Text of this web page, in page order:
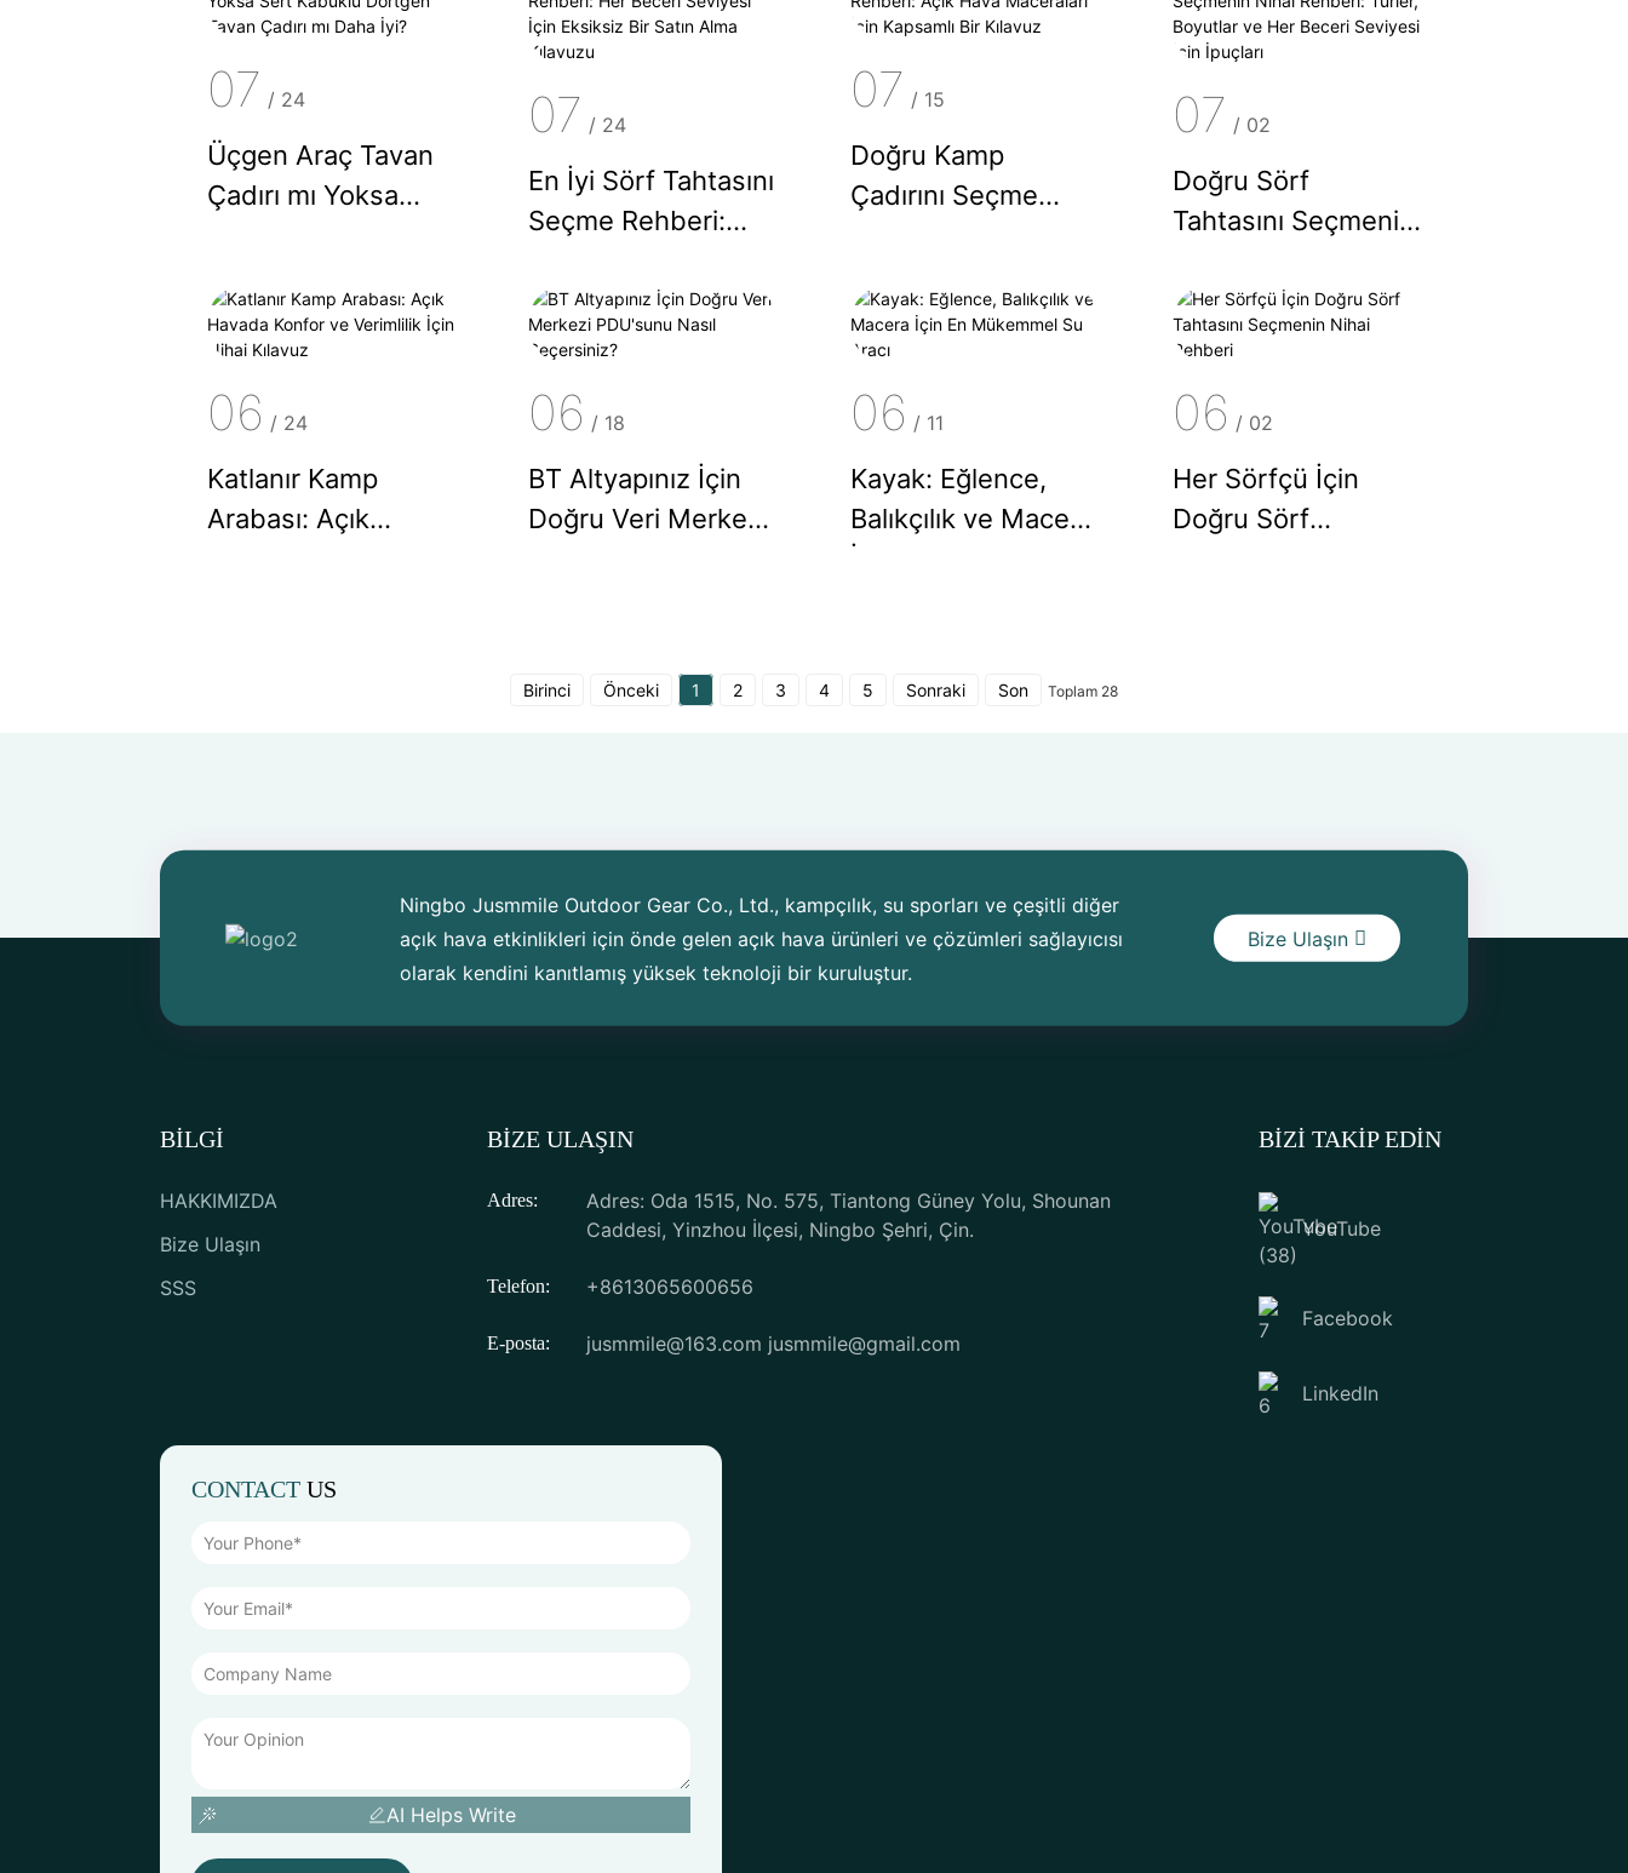
Kılavuzu
Güvenlik Kılavuzu
07 / 24
Üçgen Araç Tavan
Çadırı mı Yoksa
Çadırı mı Daha İyi?
07 / 24
En İyi Sörf Tahtasını
Seçme Rehberi:
İçin Eksiksiz Bir
Satın Alma Kılavuzu
07 / 15
Doğru Kamp
Çadırını Seçme
Kapsamlı Bir Kılavuz
07 / 02
Doğru Sörf
Tahtasını Seçmenin
Türler, Boyutlar ve
Her Beceri Seviyesi
06 / 24
Katlanır Kamp
Arabası: Açık
06 / 18
BT Altyapınız İçin
Doğru Veri Merkezi
06 / 11
Kayak: Eğlence,
Balıkçılık ve Macera
06 / 02
Her Sörfçü İçin
Doğru Sörf
Birinci Önceki 1 2 3 4 5 Sonraki Son Toplam 28
Ningbo Jusmmile Outdoor Gear Co., Ltd., kampçılık, su sporları ve çeşitli diğer
açık hava etkinlikleri için önde gelen açık hava ürünleri ve çözümleri sağlayıcısı
olarak kendini kanıtlamış yüksek teknoloji bir kuruluştur.
Bize Ulaşın
BİLGİ
HAKKIMIZDA
Bize Ulaşın
SSS
BIZE ULAŞIN
Adres:
Adres: Oda 1515, No. 575, Tiantong Güney Yolu, Shounan
Caddesi, Yinzhou İlçesi, Ningbo Şehri, Çin.
Telefon: +8613065600656
E-posta: jusmmile@163.com jusmmile@gmail.com
BIZI TAKIP EDIN
YouTube
Facebook
LinkedIn
CONTACT US
AI Helps Write